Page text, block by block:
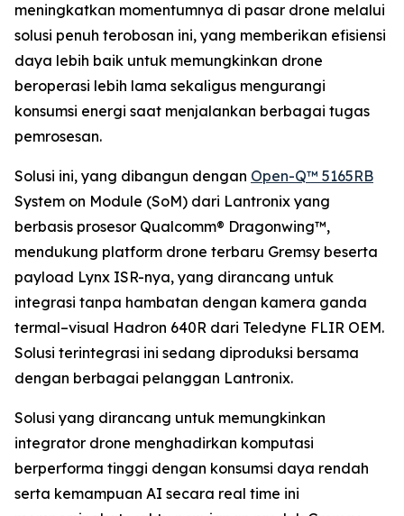
meningkatkan momentumnya di pasar drone melalui
solusi penuh terobosan ini, yang memberikan efisiensi
daya lebih baik untuk memungkinkan drone
beroperasi lebih lama sekaligus mengurangi
konsumsi energi saat menjalankan berbagai tugas
pemrosesan.
Solusi ini, yang dibangun dengan Open-Q™ 5165RB
System on Module (SoM) dari Lantronix yang
berbasis prosesor Qualcomm® Dragonwing™,
mendukung platform drone terbaru Gremsy beserta
payload Lynx ISR-nya, yang dirancang untuk
integrasi tanpa hambatan dengan kamera ganda
termal–visual Hadron 640R dari Teledyne FLIR OEM.
Solusi terintegrasi ini sedang diproduksi bersama
dengan berbagai pelanggan Lantronix.
Solusi yang dirancang untuk memungkinkan
integrator drone menghadirkan komputasi
berperforma tinggi dengan konsumsi daya rendah
serta kemampuan AI secara real time ini